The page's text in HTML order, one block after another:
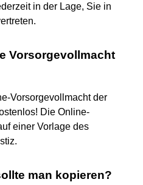
in der Lage, Sie in
Vorsorgevollmacht
Vorsorgevollmacht der
Die Online-
einer Vorlage des
man kopieren?